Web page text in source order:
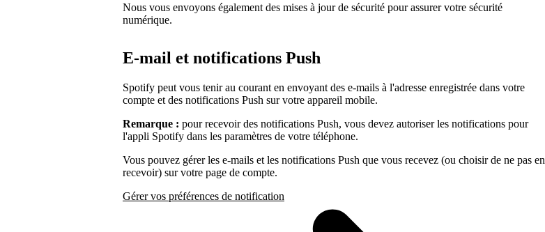
Nous vous envoyons également des mises à jour de sécurité pour assurer votre sécurité
numérique.
E-mail et notifications Push
Spotify peut vous tenir au courant en envoyant des e-mails à l'adresse enregistrée dans votre
compte et des notifications Push sur votre appareil mobile.
Remarque : pour recevoir des notifications Push, vous devez autoriser les notifications pour
l'appli Spotify dans les paramètres de votre téléphone.
Vous pouvez gérer les e-mails et les notifications Push que vous recevez (ou choisir de ne pas en
recevoir) sur votre page de compte.
Gérer vos préférences de notification